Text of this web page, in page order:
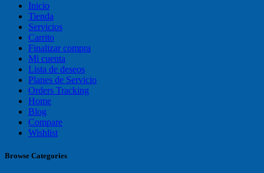
Inicio
Tienda
Servicios
Carrito
Finalizar compra
Mi cuenta
Lista de deseos
Planes de Servicio
Orders Tracking
Home
Blog
Compare
Wishlist
Browse Categories